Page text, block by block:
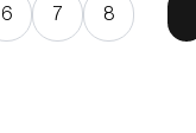
6 7 8